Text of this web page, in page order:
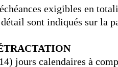
exigibles en
sont indiqués sur la
jours calendaires à